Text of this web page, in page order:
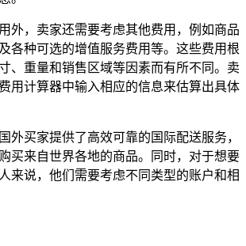
外，卖家还需要考虑其他费用，例如商品
各种可选的增值服务费用等。这些费用根
、重量和销售区域等因素而有所不同。卖
用计算器中输入相应的信息来估算出具体
外买家提供了高效可靠的国际配送服务，
买来自世界各地的商品。同时，对于想要
来说，他们需要考虑不同类型的账户和相